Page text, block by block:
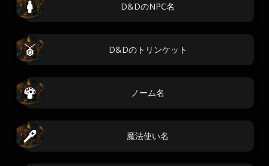
D&DのNPC名
D&Dのトリンケット
ノーム名
魔法使い名